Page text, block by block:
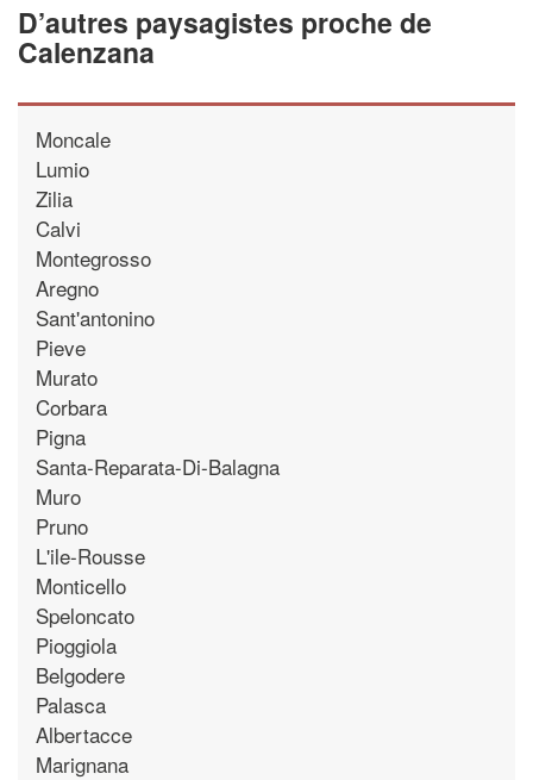
D’autres paysagistes proche de
Calenzana
Moncale
Lumio
Zilia
Calvi
Montegrosso
Aregno
Sant'antonino
Pieve
Murato
Corbara
Pigna
Santa-Reparata-Di-Balagna
Muro
Pruno
L'ile-Rousse
Monticello
Speloncato
Pioggiola
Belgodere
Palasca
Albertacce
Marignana